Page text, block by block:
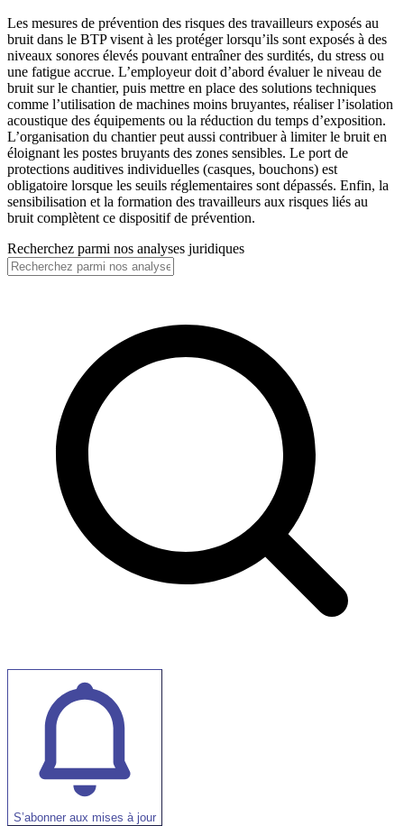
Les mesures de prévention des risques des travailleurs exposés au
bruit dans le BTP visent à les protéger lorsqu’ils sont exposés à des
niveaux sonores élevés pouvant entraîner des surdités, du stress ou
une fatigue accrue. L’employeur doit d’abord évaluer le niveau de
bruit sur le chantier, puis mettre en place des solutions techniques
comme l’utilisation de machines moins bruyantes, réaliser l’isolation
acoustique des équipements ou la réduction du temps d’exposition.
L’organisation du chantier peut aussi contribuer à limiter le bruit en
éloignant les postes bruyants des zones sensibles. Le port de
protections auditives individuelles (casques, bouchons) est
obligatoire lorsque les seuils réglementaires sont dépassés. Enfin, la
sensibilisation et la formation des travailleurs aux risques liés au
bruit complètent ce dispositif de prévention.
Recherchez parmi nos analyses juridiques
S’abonner aux mises à jour